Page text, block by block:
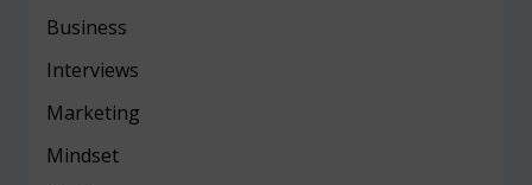
Business
Interviews
Marketing
Mindset